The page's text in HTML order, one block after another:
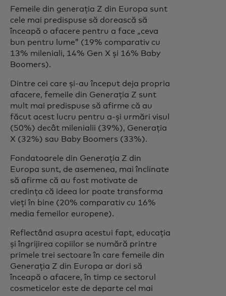
Femeile din generația Z din Europa sunt
cele mai predispuse să dorească să
înceapă o afacere pentru a face „ceva
bun pentru lume” (19% comparativ cu
13% mileniali, 14% Gen X și 16% Baby
Boomers).
Dintre cei care și-au început deja propria
afacere, femeile din Generația Z sunt
mult mai predispuse să afirme că au
făcut acest lucru pentru a-și urmări visul
(50%) decât milenialii (39%), Generația
X (32%) sau Baby Boomers (33%).
Fondatoarele din Generația Z din
Europa sunt, de asemenea, mai înclinate
să afirme că au fost motivate de
credința că ideea lor poate transforma
vieți în bine (20% comparativ cu 16%
media femeilor europene).
Reflectând asupra acestui fapt, educația
și îngrijirea copiilor se numără printre
primele trei sectoare în care femeile din
Generația Z din Europa ar dori să
înceapă o afacere, în timp ce sectorul
cosmeticelor este de departe cel mai